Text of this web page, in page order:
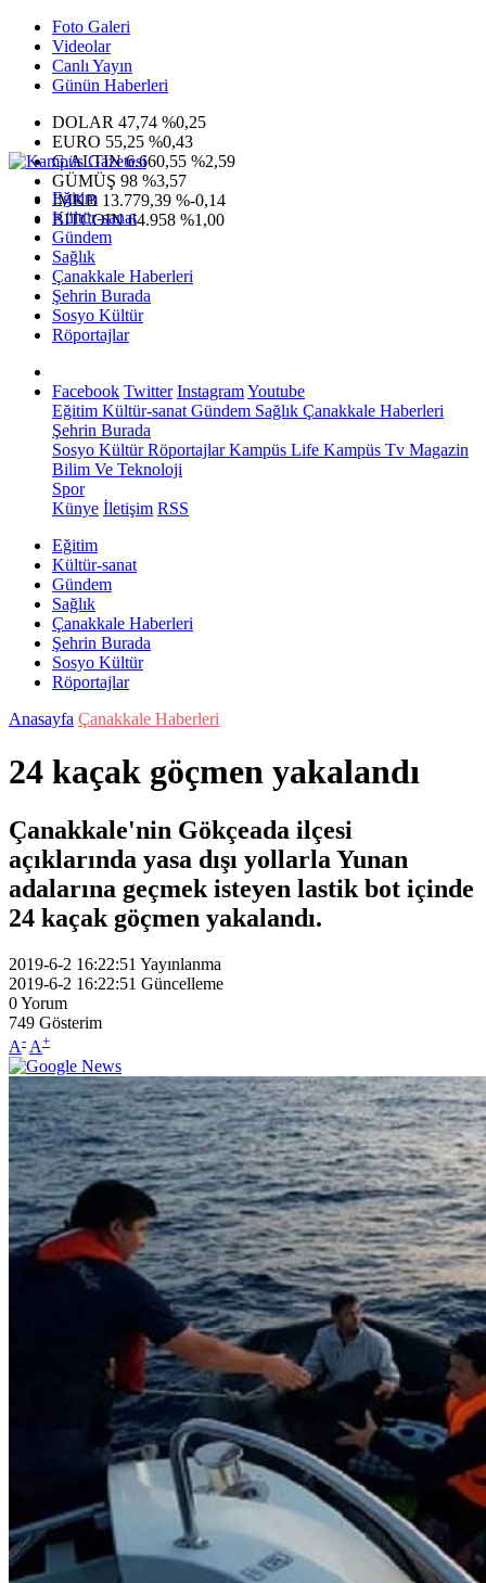
Foto Galeri
Videolar
Canlı Yayın
Günün Haberleri
DOLAR 47,74 %0,25
EURO 55,25 %0,43
G.ALTIN6.660,55 %2,59
GÜMÜŞ 98 %3,57
IMKB 13.779,39 %-0,14
BITCOIN64.958 %1,00
Eğitim
Kültür-sanat
Gündem
Sağlık
Çanakkale Haberleri
Şehrin Burada
Sosyo Kültür
Röportajlar
Facebook Twitter InstagramYoutube
Eğitim Kültür-sanat Gündem Sağlık Çanakkale Haberleri
Şehrin Burada
Sosyo KültürRöportajlarKampüs Life Kampüs Tv Magazin
Bilim Ve Teknoloji
Spor
Künye İletişim RSS
Eğitim
Kültür-sanat
Gündem
Sağlık
Çanakkale Haberleri
Şehrin Burada
Sosyo Kültür
Röportajlar
Anasayfa Çanakkale Haberleri
24 kaçak göçmen yakalandı
Çanakkale'nin Gökçeada ilçesi
açıklarında yasa dışı yollarla Yunan
adalarına geçmek isteyen lastik bot içinde
24 kaçak göçmen yakalandı.
2019-6-2 16:22:51 Yayınlanma
2019-6-2 16:22:51 Güncelleme
0Yorum
749 Gösterim
A- A+